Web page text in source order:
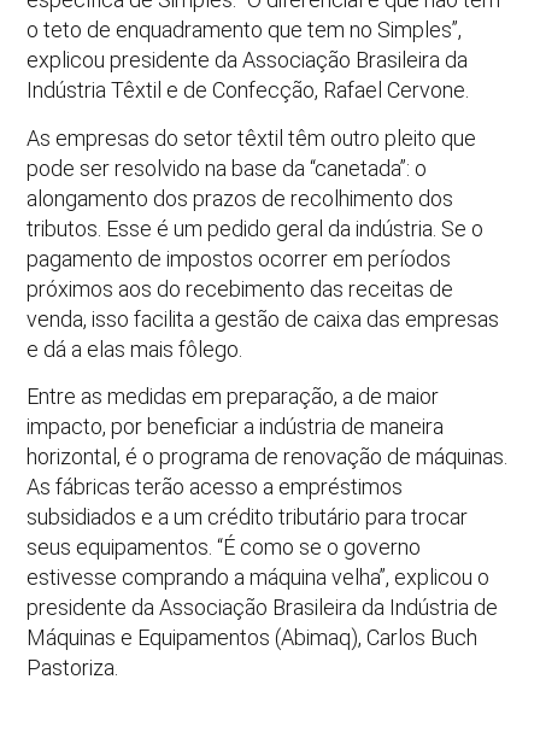
o teto de enquadramento que tem no Simples”,
explicou presidente da Associação Brasileira da
Indústria Têxtil e de Confecção, Rafael Cervone.
As empresas do setor têxtil têm outro pleito que
pode ser resolvido na base da “canetada”: o
alongamento dos prazos de recolhimento dos
tributos. Esse é um pedido geral da indústria. Se o
pagamento de impostos ocorrer em períodos
próximos aos do recebimento das receitas de
venda, isso facilita a gestão de caixa das empresas
e dá a elas mais fôlego.
Entre as medidas em preparação, a de maior
impacto, por beneficiar a indústria de maneira
horizontal, é o programa de renovação de máquinas.
As fábricas terão acesso a empréstimos
subsidiados e a um crédito tributário para trocar
seus equipamentos. “É como se o governo
estivesse comprando a máquina velha”, explicou o
presidente da Associação Brasileira da Indústria de
Máquinas e Equipamentos (Abimaq), Carlos Buch
Pastoriza.